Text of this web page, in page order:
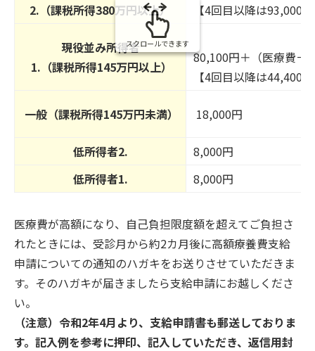
2.（課税所得380万円以上）
【4回目以降は93,000
現役並み所得者
1.（課税所得145万円以上）
80,100円＋（医療費
【4回目以降は44,400
一般（課税所得145万円未満） 18,000円
低所得者2.
8,000円
低所得者1.
8,000円
スクロールできます
医療費が高額になり、自己負担限度額を超えてご負担さ
れたときには、受診月から約2カ月後に高額療養費支給
申請についての通知のハガキをお送りさせていただきま
す。そのハガキが届きましたら支給申請にお越しくださ
い。
（注意）令和2年4月より、支給申請書も郵送しておりま
す。記入例を参考に押印、記入していただき、返信用封